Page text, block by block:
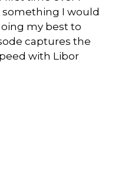
I would
my best to
captures the
with Libor